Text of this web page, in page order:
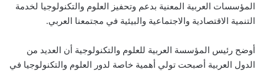
المؤسسات العربية المعنية بدعم وتحفيز العلوم والتكنولوجيا لخدمة
التنمية الاقتصادية والاجتماعية والبيئية في مجتمعنا العربي.
أوضح رئيس المؤسسة العربية للعلوم والتكنولوجية أن العديد من
الدول العربية أصبحت تولي أهمية خاصة لدور العلوم والتكنولوجيا في